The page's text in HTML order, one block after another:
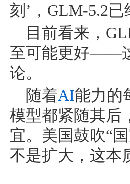
刻’，GLM-5.2
目前看来，
至可能更好——
论。
随着AI能力的
模型都紧随其后
宜。美国鼓吹“
不是扩大，这本